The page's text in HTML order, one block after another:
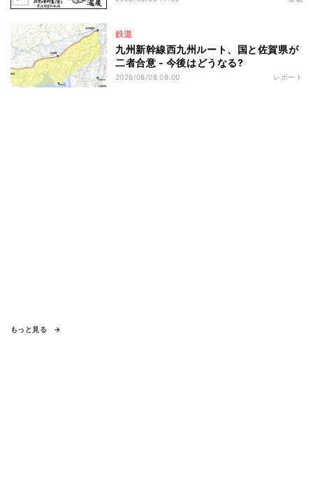
鉄道
九州新幹線西九州ルート、国と佐賀県が
二者合意 - 今後はどうなる?
2026/08/08 08:00 レポート
もっと見る